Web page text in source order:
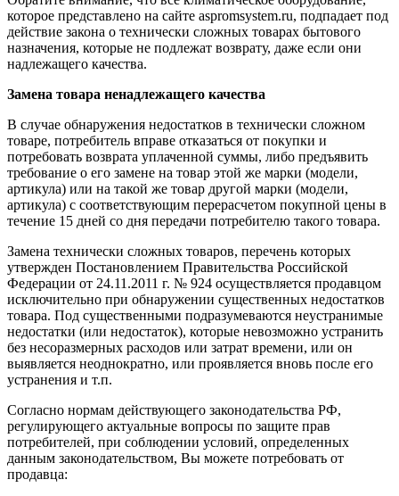
которое представлено на сайте aspromsystem.ru, подпадает под
действие закона о технически сложных товарах бытового
назначения, которые не подлежат возврату, даже если они
надлежащего качества.
Замена товара ненадлежащего качества
В случае обнаружения недостатков в технически сложном
товаре, потребитель вправе отказаться от покупки и
потребовать возврата уплаченной суммы, либо предъявить
требование о его замене на товар этой же марки (модели,
артикула) или на такой же товар другой марки (модели,
артикула) с соответствующим перерасчетом покупной цены в
течение 15 дней со дня передачи потребителю такого товара.
Замена технически сложных товаров, перечень которых
утвержден Постановлением Правительства Российской
Федерации от 24.11.2011 г. № 924 осуществляется продавцом
исключительно при обнаружении существенных недостатков
товара. Под существенными подразумеваются неустранимые
недостатки (или недостаток), которые невозможно устранить
без несоразмерных расходов или затрат времени, или он
выявляется неоднократно, или проявляется вновь после его
устранения и т.п.
Согласно нормам действующего законодательства РФ,
регулирующего актуальные вопросы по защите прав
потребителей, при соблюдении условий, определенных
данным законодательством, Вы можете потребовать от
продавца: